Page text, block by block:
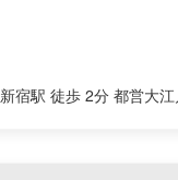
新宿駅 徒歩 2分 都営大